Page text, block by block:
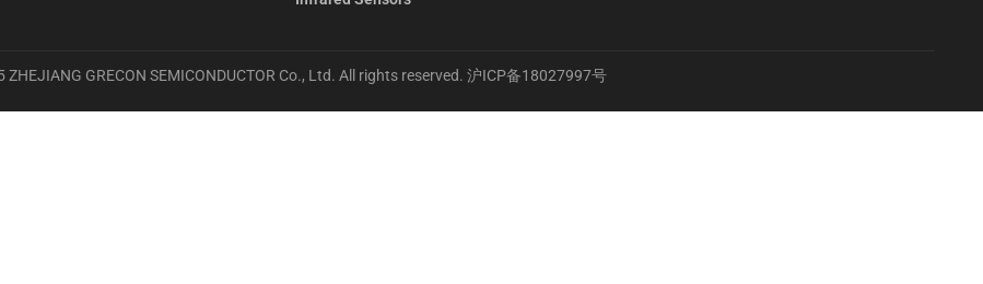
GRECON SEMICONDUCTOR Co., Ltd. All rights reserved. 沪ICP备18027997号